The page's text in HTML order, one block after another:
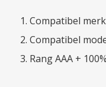
Compatibel
Compatibel
Rang AAA +